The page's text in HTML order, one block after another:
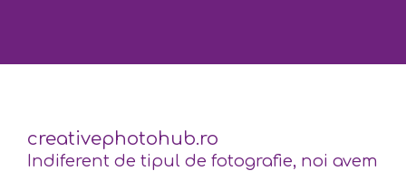
creativephotohub.ro
Indiferent de tipul de fotografie, noi avem